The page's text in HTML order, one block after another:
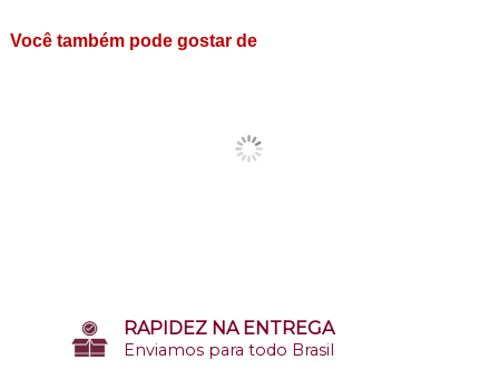
Você também pode gostar de
RAPIDEZ NA ENTREGA
Enviamos para todo Brasil